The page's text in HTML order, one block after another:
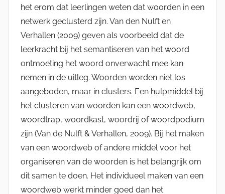
het erom dat leerlingen weten dat woorden in een
netwerk geclusterd zijn. Van den Nulft en
Verhallen (2009) geven als voorbeeld dat de
leerkracht bij het semantiseren van het woord
ontmoeting het woord onverwacht mee kan
nemen in de uitleg. Woorden worden niet los
aangeboden, maar in clusters. Een hulpmiddel bij
het clusteren van woorden kan een woordweb,
woordtrap, woordkast, woordrij of woordpodium
zijn (Van de Nulft & Verhallen, 2009). Bij het maken
van een woordweb of andere middel voor het
organiseren van de woorden is het belangrijk om
dit samen te doen. Het individueel maken van een
woordweb werkt minder goed dan het